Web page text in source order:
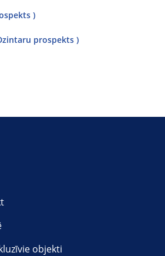
)
prospekts )
objekti